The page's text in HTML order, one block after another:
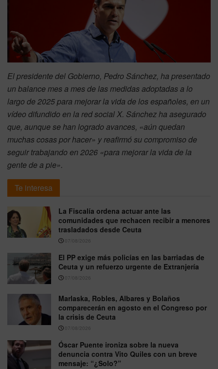
El presidente del Gobierno, Pedro Sánchez, ha presentado
un balance mes a mes de las medidas adoptadas a lo
largo de 2025 para mejorar la vida de los españoles, en un
vídeo difundido en la red social X. Sánchez ha asegurado
que, aunque se han logrado avances, «aún quedan
muchas cosas por hacer» y reafirmó su compromiso de
seguir trabajando en 2026 «para mejorar la vida de la
gente de a pie».
Te interesa
La Fiscalía ordena actuar ante las
comunidades que rechacen recibir a menores
trasladados desde Ceuta
07/08/2026
El PP exige más policías en las barriadas de
Ceuta y un refuerzo urgente de Extranjería
07/08/2026
Marlaska, Robles, Albares y Bolaños
comparecerán en agosto en el Congreso por
la crisis de Ceuta
07/08/2026
Óscar Puente ironiza sobre la nueva
denuncia contra Vito Quiles con un breve
mensaje: “¿Solo?”